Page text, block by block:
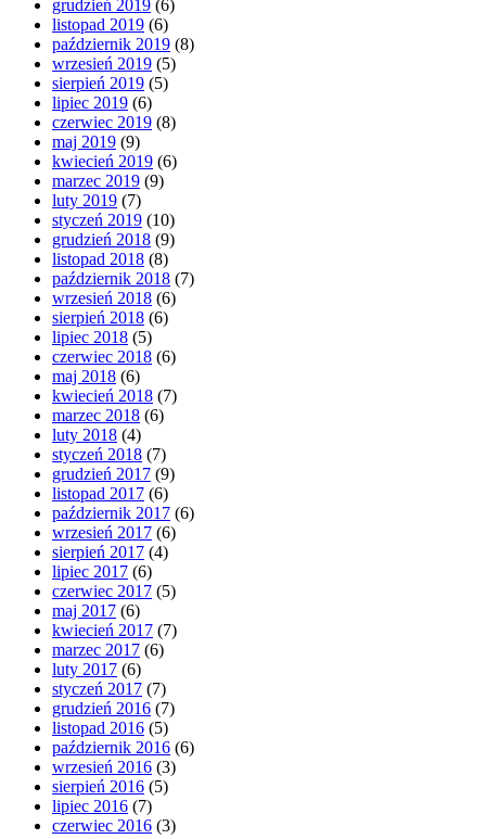
grudzień 2019 (6)
listopad 2019 (6)
październik 2019 (8)
wrzesień 2019 (5)
sierpień 2019 (5)
lipiec 2019 (6)
czerwiec 2019 (8)
maj 2019 (9)
kwiecień 2019 (6)
marzec 2019 (9)
luty 2019 (7)
styczeń 2019 (10)
grudzień 2018 (9)
listopad 2018 (8)
październik 2018 (7)
wrzesień 2018 (6)
sierpień 2018 (6)
lipiec 2018 (5)
czerwiec 2018 (6)
maj 2018 (6)
kwiecień 2018 (7)
marzec 2018 (6)
luty 2018 (4)
styczeń 2018 (7)
grudzień 2017 (9)
listopad 2017 (6)
październik 2017 (6)
wrzesień 2017 (6)
sierpień 2017 (4)
lipiec 2017 (6)
czerwiec 2017 (5)
maj 2017 (6)
kwiecień 2017 (7)
marzec 2017 (6)
luty 2017 (6)
styczeń 2017 (7)
grudzień 2016 (7)
listopad 2016 (5)
październik 2016 (6)
wrzesień 2016 (3)
sierpień 2016 (5)
lipiec 2016 (7)
czerwiec 2016 (3)